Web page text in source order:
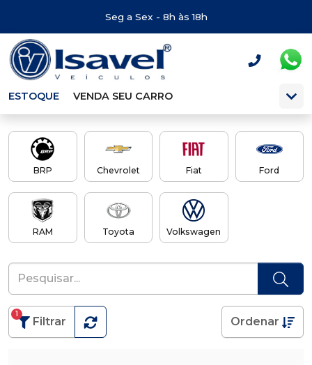
Seg a Sex - 8h às 18h
ESTOQUE VENDA SEU CARRO
BRP Chevrolet Fiat Ford
RAM Toyota Volkswagen
Filtrar
1
Ordenar